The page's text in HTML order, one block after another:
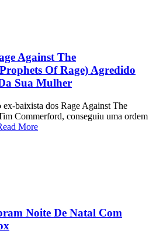
Against The
Of Rage) Agredido
Sua Mulher
ex-baixista dos Rage Against The
Commerford, conseguiu uma ordem
More
Noite De Natal Com